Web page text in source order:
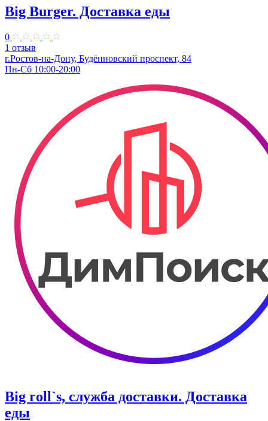
Big Burger. Доставка еды
0
1 отзыв
г.Ростов-на-Дону, Будённовский проспект, 84
Пн-Сб 10:00-20:00
Big roll`s, служба доставки. Доставка
еды